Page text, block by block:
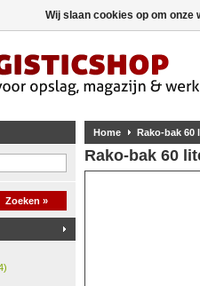
Zoeken »
Home Rako-bak 60
Rako-bak 60
Wij slaan cookies op om